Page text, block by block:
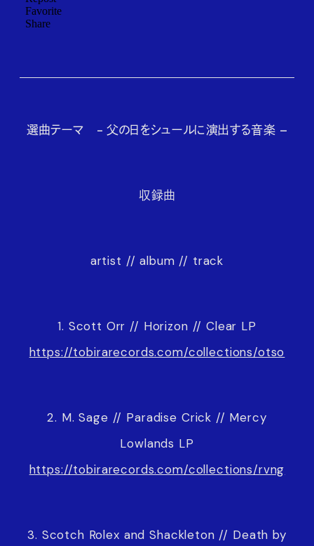
選曲テーマ - 父の日をシュールに演出する音楽 –
収録曲
artist // album // track
1. Scott Orr // Horizon // Clear LP
https://tobirarecords.com/collections/otso
2. M. Sage // Paradise Crick // Mercy
Lowlands LP
https://tobirarecords.com/collections/rvng
3. Scotch Rolex and Shackleton // Death by